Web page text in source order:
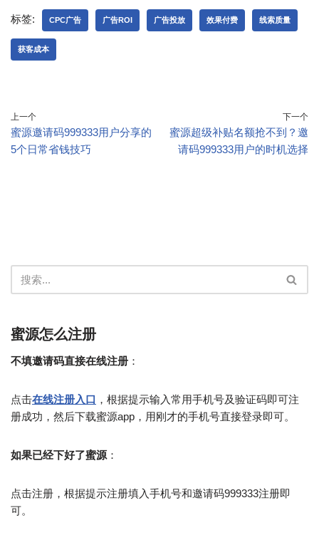
标签: CPC广告 广告ROI 广告投放 效果付费 线索质量
获客成本
上一个
蜜源邀请码999333用户分享的
5个日常省钱技巧
下一个
蜜源超级补贴名额抢不到？邀
请码999333用户的时机选择
蜜源怎么注册
不填邀请码直接在线注册 ：
点击在线注册入口 ，根据提示输入常用手机号及验证码即可注
册成功，然后下载蜜源app，用刚才的手机号直接登录即可。
如果已经下好了蜜源 ：
点击注册，根据提示注册填入手机号和邀请码999333注册即
可。